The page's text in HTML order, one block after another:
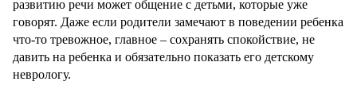
развитию речи может общение с детьми, которые уже
говорят. Даже если родители замечают в поведении ребенка
что-то тревожное, главное – сохранять спокойствие, не
давить на ребенка и обязательно показать его детскому
неврологу.